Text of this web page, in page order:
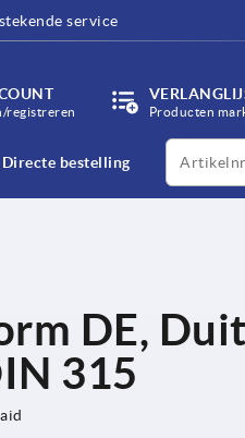
service
registreren Producten
Directe bestelling
productCode
DE,
315